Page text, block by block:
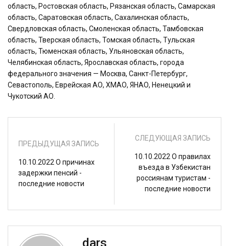
область, Ростовская область, Рязанская область, Самарская
область, Саратовская область, Сахалинская область,
Свердловская область, Смоленская область, Тамбовская
область, Тверская область, Томская область, Тульская
область, Тюменская область, Ульяновская область,
Челябинская область, Ярославская область, города
федерального значения — Москва, Санкт-Петербург,
Севастополь, Еврейская АО, ХМАО, ЯНАО, Ненецкий и
Чукотский АО.
ПРЕДЫДУЩАЯ ЗАПИСЬ
10.10.2022 О причинах
задержки пенсий -
последние новости
СЛЕДУЮЩАЯ ЗАПИСЬ
10.10.2022 О правилах
въезда в Узбекистан
россиянам туристам -
последние новости
dars